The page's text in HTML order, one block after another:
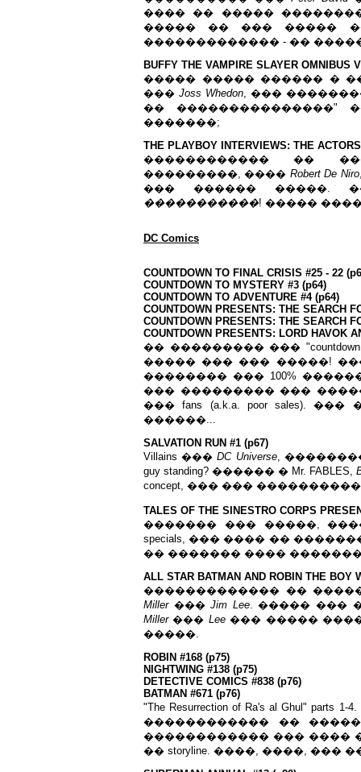
���� �� �����
����� �� ��� �����
������������� - ��
BUFFY THE VAMPIRE SLAYER OMNIBUS
����� ����� ������ �
��� Joss Whedon, ���
�� ���������������"
�������;
THE PLAYBOY INTERVIEWS: THE
������������ ��
���������, ���� Robert De Niro
��� ������ �����.
�����������! �����
DC Comics
COUNTDOWN TO FINAL CRISIS #25 - 22
COUNTDOWN TO MYSTERY #3 (p64)
COUNTDOWN TO ADVENTURE #4 (p64)
COUNTDOWN PRESENTS: THE SEARCH
COUNTDOWN PRESENTS: THE SEARCH
COUNTDOWN PRESENTS: LORD HAVOK
�� ��������� ��� "countdown
����� ��� ��� �����!
�������� ��� 100%
��� ��������� ���
��� fans (a.k.a. poor
������...
SALVATION RUN #1 (p67)
Villains ���DC Universe,
guy standing? ������ � Mr. FABLES,
concept, ��� ���
TALES OF THE SINESTRO CORPS
������� ��� �����, ����� tie-
specials, ��� ���� ��
�� ������� ����
ALL STAR BATMAN AND ROBIN THE BOY
������������� ��
Miller���Jim Lee. ����� ���
Miller��� Lee��� �����
�����.
ROBIN #168 (p75)
NIGHTWING #138 (p75)
DETECTIVE COMICS #838 (p76)
BATMAN #671 (p76)
"The Resurrection of Ra's al
������������ ��
������������ ��� ����
�� storyline. ����, ����, ���